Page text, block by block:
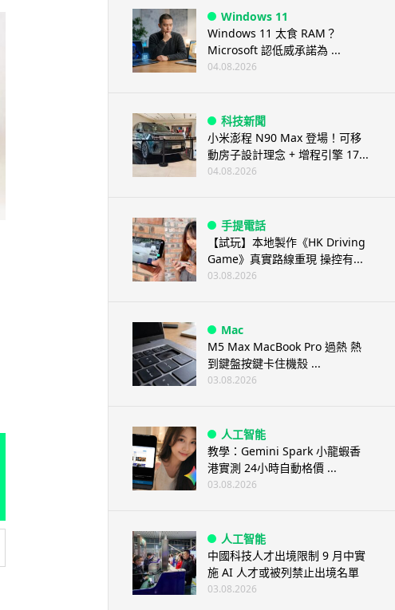
Windows 11
Windows 11 太食 RAM？
Microsoft 認低威承諾為 ...
04.08.2026
科技新聞
小米澎程 N90 Max 登場！可移
動房子設計理念 + 增程引擎 17...
04.08.2026
手提電話
【試玩】本地製作《HK Driving
Game》真實路線重現 操控有...
03.08.2026
Mac
M5 Max MacBook Pro 過熱 熱
到鍵盤按鍵卡住機殼 ...
03.08.2026
人工智能
教學：Gemini Spark 小龍蝦香
港實測 24小時自動格價 ...
03.08.2026
人工智能
中國科技人才出境限制 9 月中實
施 AI 人才或被列禁止出境名單
03.08.2026